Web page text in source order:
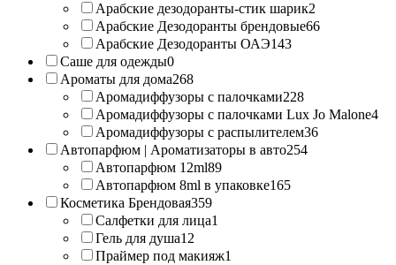
Арабские дезодоранты-стик шарик2
Арабские Дезодоранты брендовые66
Арабские Дезодоранты ОАЭ143
Саше для одежды0
Ароматы для дома268
Аромадиффузоры с палочками228
Аромадиффузоры с палочками Lux Jo Malone4
Аромадиффузоры с распылителем36
Автопарфюм | Ароматизаторы в авто254
Автопарфюм 12ml89
Автопарфюм 8ml в упаковке165
Косметика Брендовая359
Салфетки для лица1
Гель для душа12
Праймер под макияж1